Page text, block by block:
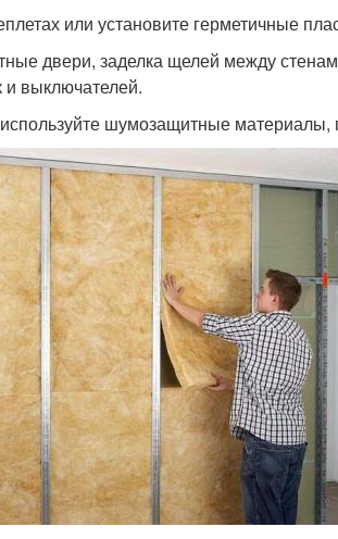
или установите герметичные
двери, заделка щелей между
и выключателей.
шумозащитные